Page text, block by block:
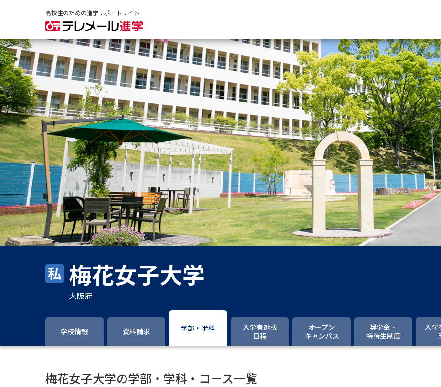
高校生のための進学サポートサイト
資料請求
大学・短大の資料種類から請
大学パンフ
学部・学科パンフ
総合型選抜・学校推薦型選抜 募集要項
大学入学共通テスト利用選抜の募集要項
大学・短大以外の資料から請
専門学校の資料請求 大学院の資料請求
大学入学共通テスト「受験案内」の請求
大学入学共通テスト「受験上の配慮案内
大学研究
梅花女子大学
大阪府
学校情報 資料請求 学部・学科
入学者選抜
日程
オープン
キャンパス
奨学金・
特待生制度
入学
梅花女子大学の学部・学科・コース一覧